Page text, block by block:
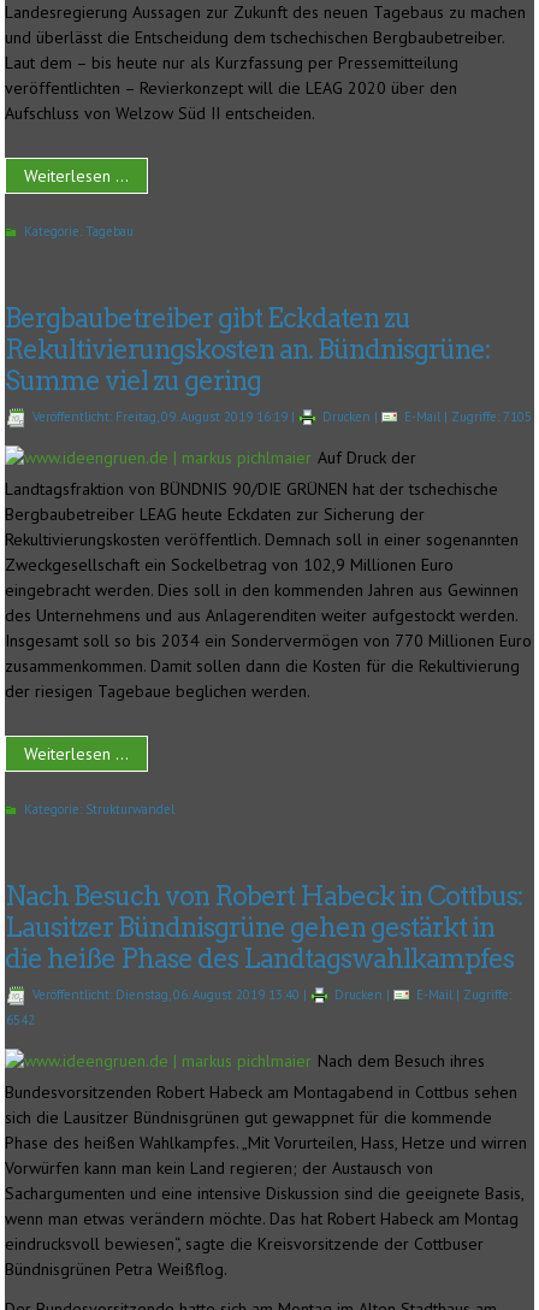
Landesregierung Aussagen zur Zukunft des neuen Tagebaus zu machen
und überlässt die Entscheidung dem tschechischen Bergbaubetreiber.
Laut dem – bis heute nur als Kurzfassung per Pressemitteilung
veröffentlichten – Revierkonzept will die LEAG 2020 über den
Aufschluss von Welzow Süd II entscheiden.
Weiterlesen ...
Kategorie:Tagebau
Bergbaubetreiber gibt Eckdaten zu
Rekultivierungskosten an. Bündnisgrüne:
Summe viel zu gering
Veröffentlicht: Freitag, 09. August 2019 16:19 | Drucken | E-Mail | Zugriffe: 7105
Auf Druck der
Landtagsfraktion von BÜNDNIS 90/DIE GRÜNEN hat der tschechische
Bergbaubetreiber LEAG heute Eckdaten zur Sicherung der
Rekultivierungskosten veröffentlich. Demnach soll in einer sogenannten
Zweckgesellschaft ein Sockelbetrag von 102,9 Millionen Euro
eingebracht werden. Dies soll in den kommenden Jahren aus Gewinnen
des Unternehmens und aus Anlagerenditen weiter aufgestockt werden.
Insgesamt soll so bis 2034 ein Sondervermögen von 770 Millionen Euro
zusammenkommen. Damit sollen dann die Kosten für die Rekultivierung
der riesigen Tagebaue beglichen werden.
Weiterlesen ...
Kategorie: Strukturwandel
Nach Besuch von Robert Habeck in Cottbus:
Lausitzer Bündnisgrüne gehen gestärkt in
die heiße Phase des Landtagswahlkampfes
Veröffentlicht: Dienstag, 06. August 2019 13:40 | Drucken | E-Mail | Zugriffe:
6542
Nach dem Besuch ihres
Bundesvorsitzenden Robert Habeck am Montagabend in Cottbus sehen
sich die Lausitzer Bündnisgrünen gut gewappnet für die kommende
Phase des heißen Wahlkampfes. „Mit Vorurteilen, Hass, Hetze und wirren
Vorwürfen kann man kein Land regieren; der Austausch von
Sachargumenten und eine intensive Diskussion sind die geeignete Basis,
wenn man etwas verändern möchte. Das hat Robert Habeck am Montag
eindrucksvoll bewiesen“, sagte die Kreisvorsitzende der Cottbuser
Bündnisgrünen Petra Weißflog.